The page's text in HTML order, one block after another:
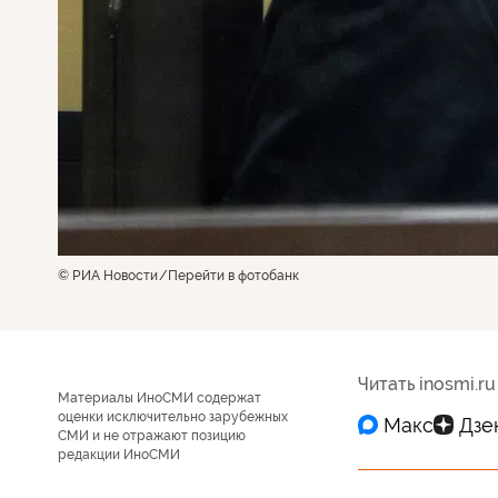
© РИА Новости Перейти в фотобанк
Материалы ИноСМИ содержат
оценки исключительно зарубежных
СМИ и не отражают позицию
редакции ИноСМИ
Читать inosmi.ru